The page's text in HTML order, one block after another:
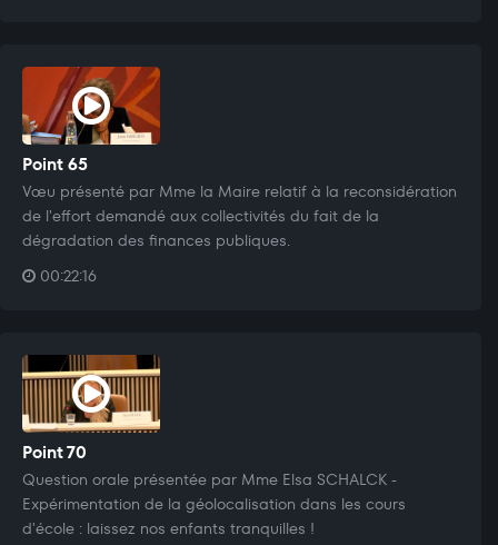
Point 65
Vœu présenté par Mme la Maire relatif à la reconsidération
de l'effort demandé aux collectivités du fait de la
dégradation des finances publiques.
00:22:16
Point 70
Question orale présentée par Mme Elsa SCHALCK -
Expérimentation de la géolocalisation dans les cours
d'école : laissez nos enfants tranquilles !